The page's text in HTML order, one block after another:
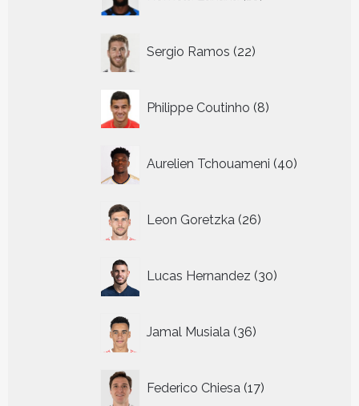
producten
Sergio Ramos 22
producten
Philippe Coutinho 8
producten
Aurelien Tchouameni 40
producten
Leon Goretzka 26
producten
Lucas Hernandez 30
producten
Jamal Musiala 36
producten
Federico Chiesa 17
producten